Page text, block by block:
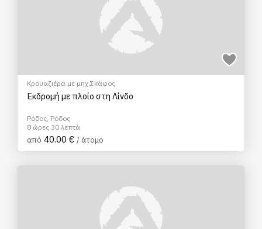
Κρουαζιέρα με μηχ.Σκάφος
Εκδρομή με πλοίο στη Λίνδο
Ρόδος, Ρόδος
8 ώρες 30 λεπτά
από 40.00 € / άτομο